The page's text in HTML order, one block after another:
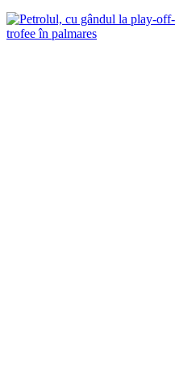
A murit Florin Grapă, unul